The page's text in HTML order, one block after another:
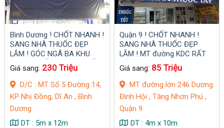
Bình Dương ! CHỐT NHANH !
SANG NHÀ THUỐC ĐẸP
LẮM ! GÓC NGÃ BA KHU
CHỢ NHỊ ĐỒNG – KDC RẤT
ĐÔNG VỊ TRÍ ĐẸP .
Giá sang: 230 Triệu
D/C : MT Số 5 Đường 14,
KP Nhị Đồng, Dĩ An , Bình
Dương .
DT : 5m x 12m
Quận 9 ! CHỐT NHANH !
SANG NHÀ THUỐC ĐẸP
LẮM ! MT đường KDC RẤT
ĐÔNG VỊ TRÍ ĐẸP .
Giá sang: 85 Triệu
MT đường lớn 246 Dương
Đình Hội , Tăng Nhơn Phú ,
Quận 9
DT : 4m x 10m